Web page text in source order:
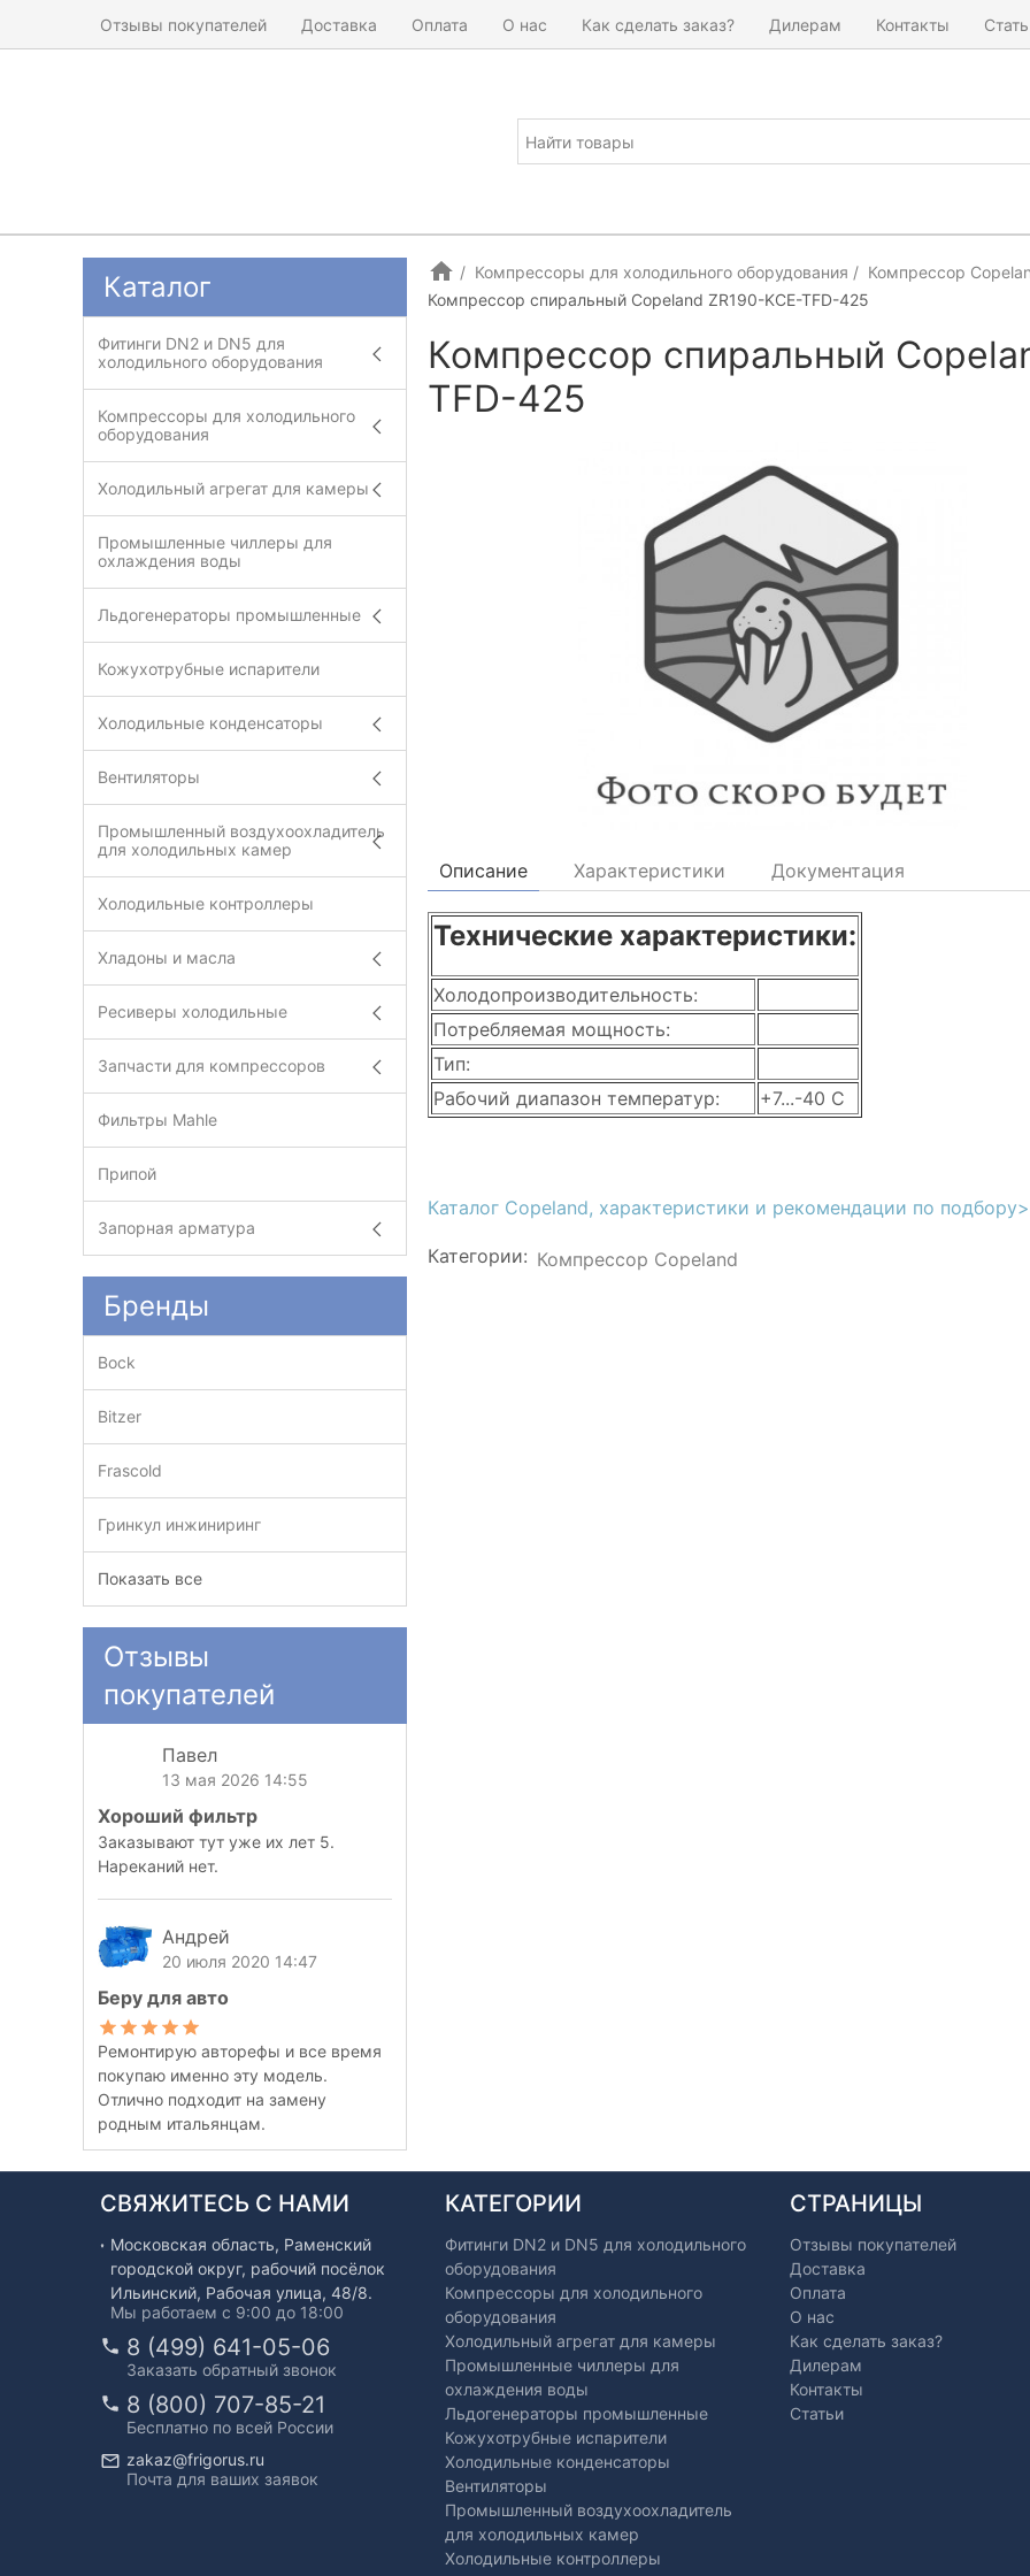
Отзывы покупателей Доставка Оплата О нас Как сделать заказ? Дилерам Контакты
Компрессоры для холодильного оборудования
Компрессор
Компрессор спиральный Copeland ZR190-KCE-TFD-425
Компрессор спиральный
TFD-425
Описание Характеристики Документация
Технические характеристики:
Холодопроизводительность:
Потребляемая мощность:
Тип:
Рабочий диапазон температур:
+7...-40 C
Каталог Copeland, характеристики и рекомендации по
Категории: Компрессор Copeland
Каталог
Фитинги DN2 и DN5 для
холодильного оборудования
Компрессоры для холодильного
оборудования
Холодильный агрегат для камеры
Промышленные чиллеры для
охлаждения воды
Льдогенераторы промышленные
Кожухотрубные испарители
Холодильные конденсаторы
Вентиляторы
Промышленный воздухоохладитель
для холодильных камер
Холодильные контроллеры
Хладоны и масла
Ресиверы холодильные
Запчасти для компрессоров
Фильтры Mahle
Припой
Запорная арматура
Бренды
Bock
Bitzer
Frascold
Гринкул инжиниринг
Показать все
Отзывы
покупателей
Павел
13 мая 2026 14:55
Хороший фильтр
Заказывают тут уже их лет 5.
Нареканий нет.
Андрей
20 июля 2020 14:47
Беру для авто
Ремонтирую авторефы и все время
покупаю именно эту модель.
Отлично подходит на замену
родным итальянцам.
СВЯЖИТЕСЬ С НАМИ
Московская область, Раменский
городской округ, рабочий посёлок
Ильинский, Рабочая улица, 48/8.
Мы работаем с 9:00 до 18:00
8 (499) 641-05-06
Заказать обратный звонок
8 (800) 707-85-21
Бесплатно по всей России
zakaz@frigorus.ru
Почта для ваших заявок
КАТЕГОРИИ
Фитинги DN2 и DN5 для холодильного
оборудования
Компрессоры для холодильного
оборудования
Холодильный агрегат для камеры
Промышленные чиллеры для
охлаждения воды
Льдогенераторы промышленные
Кожухотрубные испарители
Холодильные конденсаторы
Вентиляторы
Промышленный воздухоохладитель
для холодильных камер
Холодильные контроллеры
СТРАНИЦЫ
Отзывы покупателей
Доставка
Оплата
О нас
Как сделать заказ?
Дилерам
Контакты
Статьи